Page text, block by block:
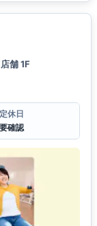
舗 1F
定休日
要確認